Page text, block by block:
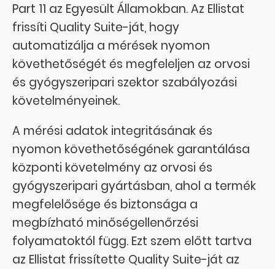
Part 11 az Egyesült Államokban. Az Ellistat
frissíti Quality Suite-ját, hogy
automatizálja a mérések nyomon
követhetőségét és megfeleljen az orvosi
és gyógyszeripari szektor szabályozási
követelményeinek.
A mérési adatok integritásának és
nyomon követhetőségének garantálása
központi követelmény az orvosi és
gyógyszeripari gyártásban, ahol a termék
megfelelősége és biztonsága a
megbízható minőségellenőrzési
folyamatoktól függ. Ezt szem előtt tartva
az Ellistat frissítette Quality Suite-ját az